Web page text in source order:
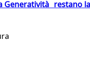
Generatività restano